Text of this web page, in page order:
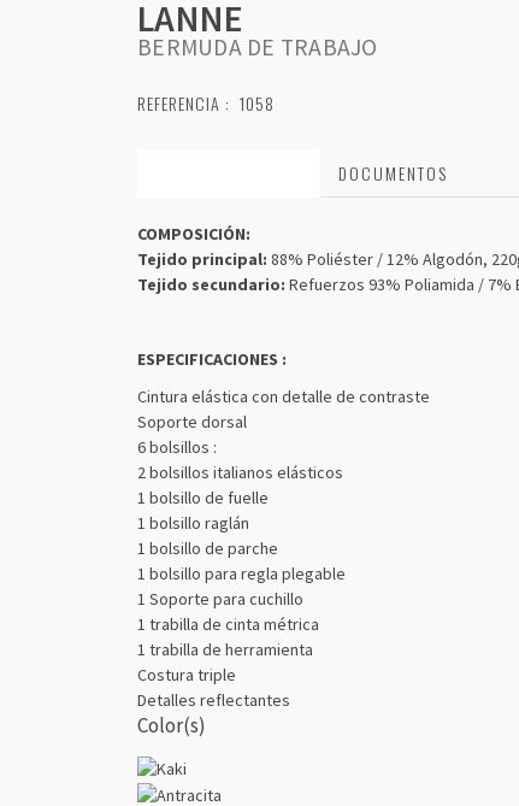
LANNE
BERMUDA DE TRABAJO
REFERENCIA : 1058
DOCUMENTOS
COMPOSICIÓN:
Tejido principal: 88% Poliéster / 12% Algodón,
Tejido secundario: Refuerzos 93% Poliamida / 7%
ESPECIFICACIONES :
Cintura elástica con detalle de contraste
Soporte dorsal
6 bolsillos :
2 bolsillos italianos elásticos
1 bolsillo de fuelle
1 bolsillo raglán
1 bolsillo de parche
1 bolsillo para regla plegable
1 Soporte para cuchillo
1 trabilla de cinta métrica
1 trabilla de herramienta
Costura triple
Detalles reflectantes
Color(s)